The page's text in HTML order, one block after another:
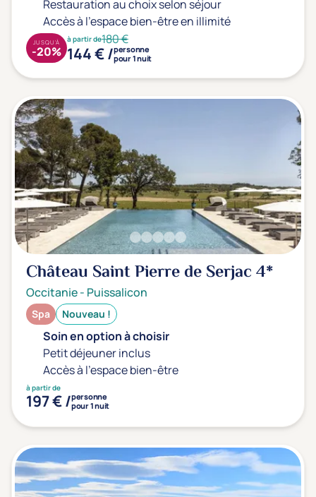
Restauration au choix selon séjour
Accès à l'espace bien-être en illimité
à partir de180 €
144 € /personne
pour 1 nuit
JUSQU'À
-20%
Château Saint Pierre de Serjac4*
Occitanie- Puissalicon
Spa Nouveau !
Soin en option à choisir
Petit déjeuner inclus
Accès à l'espace bien-être
à partir de
197 € /personne
pour 1 nuit